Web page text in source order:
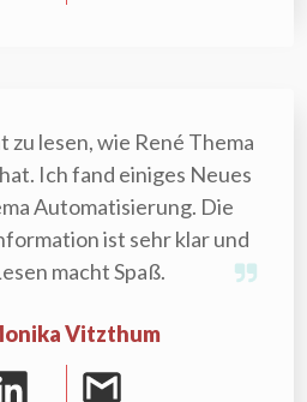
zu lesen, wie René Thema
Ich fand einiges Neues
Automatisierung. Die
ist sehr klar und
macht Spaß.
Vitzthum